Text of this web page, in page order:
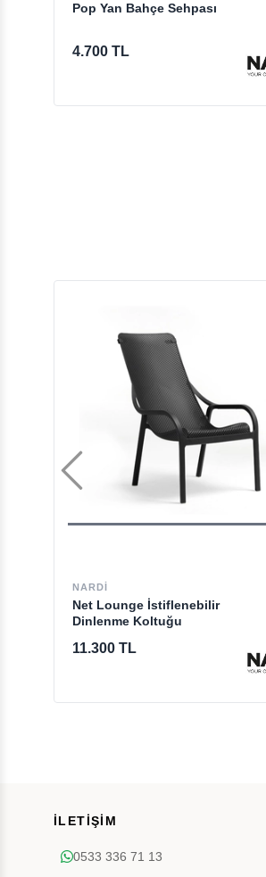
Pop Yan Bahçe Sehpası
4.700 TL
NARDI
Net Lounge İstiflenebilir
Dinlenme Koltuğu
11.300 TL
İLETİŞİM
0533 336 71 13